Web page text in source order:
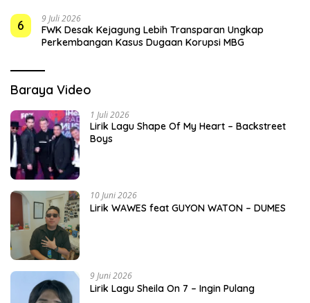
6 9 Juli 2026
FWK Desak Kejagung Lebih Transparan Ungkap
Perkembangan Kasus Dugaan Korupsi MBG
Baraya Video
1 Juli 2026
Lirik Lagu Shape Of My Heart – Backstreet
Boys
10 Juni 2026
Lirik WAWES feat GUYON WATON – DUMES
9 Juni 2026
Lirik Lagu Sheila On 7 – Ingin Pulang